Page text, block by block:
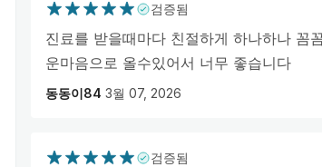
검증됨
진료를 받을때마다 친절하게 하나하나 꼼
운마음으로 올수있어서 너무 좋습니다
동동이84 3월 07, 2026
검증됨